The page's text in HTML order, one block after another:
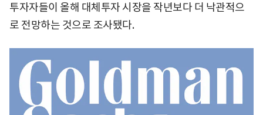
투자자들이 올해 대체투자 시장을 작년보다 더 낙관적으
로 전망하는 것으로 조사됐다.